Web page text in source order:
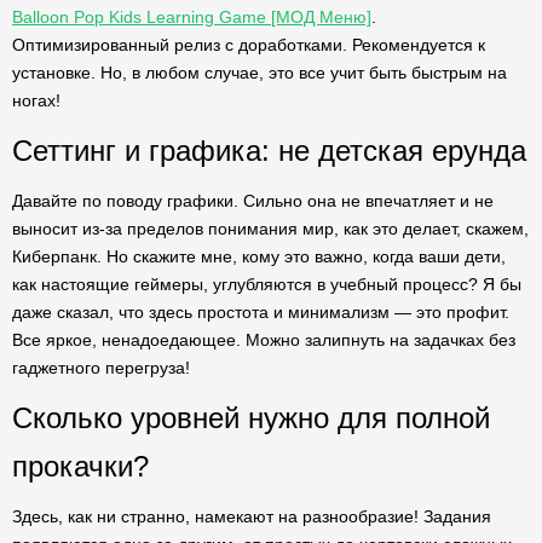
Balloon Pop Kids Learning Game [МОД Меню]
Оптимизированный релиз с доработками. Рекомендуется к
установке. Но, в любом случае, это все учит быть быстрым на
ногах!
Сеттинг и графика: не детская ерунда
Давайте по поводу графики. Сильно она не впечатляет и не
выносит из-за пределов понимания мир, как это делает, скажем,
Киберпанк. Но скажите мне, кому это важно, когда ваши дети,
как настоящие геймеры, углубляются в учебный процесс? Я бы
даже сказал, что здесь простота и минимализм — это профит.
Все яркое, ненадоедающее. Можно залипнуть на задачках без
гаджетного перегруза!
Сколько уровней нужно для полной
прокачки?
Здесь, как ни странно, намекают на разнообразие! Задания